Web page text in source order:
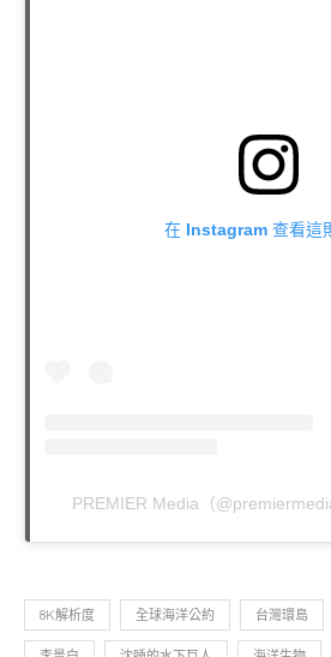
在 Instagram 查看這
PREMIER Media（
8K解析度 全球海洋公約 台灣環島